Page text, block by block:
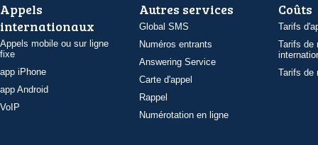
Appels
internationaux
Appels mobile ou sur ligne
fixe
app iPhone
app Android
VoIP
Autres services
Global SMS
Numéros entrants
Answering Service
Carte d'appel
Rappel
Numérotation en ligne
Coûts
Tarifs
Tarifs de
Tarifs de